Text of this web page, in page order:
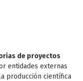
de proyectos
entidades externas
producción científica